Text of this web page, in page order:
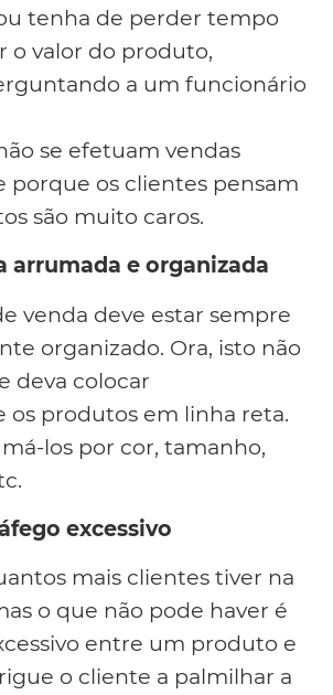
tenha de perder tempo
o valor do produto,
a um funcionário
se efetuam vendas
porque os clientes pensam
são muito caros.
arrumada e organizada
venda deve estar sempre
organizado. Ora, isto não
deva colocar
os produtos em linha reta.
los por cor, tamanho,
excessivo
mais clientes tiver na
o que não pode haver é
entre um produto e
o cliente a palmilhar a